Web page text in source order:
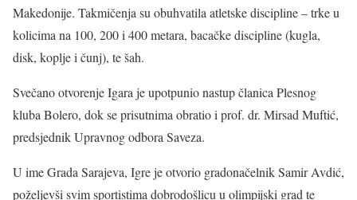
Makedonije. Takmičenja su obuhvatila atletske discipline – trke u
kolicima na 100, 200 i 400 metara, bacačke discipline (kugla,
disk, koplje i čunj), te šah.
Svečano otvorenje Igara je upotpunio nastup članica Plesnog
kluba Bolero, dok se prisutnima obratio i prof. dr. Mirsad Muftić,
predsjednik Upravnog odbora Saveza.
U ime Grada Sarajeva, Igre je otvorio gradonačelnik Samir Avdić,
poželjevši svim sportistima dobrodošlicu u olimpijski grad te